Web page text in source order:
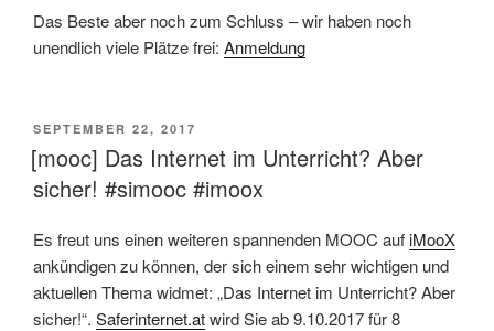
Das Beste aber noch zum Schluss – wir haben noch
unendlich viele Plätze frei: Anmeldung
VERÖFFENTLICHT
AM
SEPTEMBER 22, 2017
[mooc] Das Internet im Unterricht? Aber
sicher! #simooc #imoox
Es freut uns einen weiteren spannenden MOOC aufiMooX
ankündigen zu können, der sich einem sehr wichtigen und
aktuellen Thema widmet: „Das Internet im Unterricht? Aber
sicher!“. Saferinternet.atwird Sie ab 9.10.2017 für 8